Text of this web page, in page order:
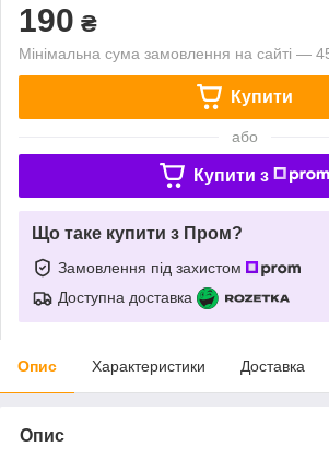
190 ₴
Мінімальна сума замовлення на сайті —
Купити
або
Купити з
Що таке купити з Пром?
Замовлення під захистом
Доступна доставка
Опис Характеристики Доставка
Опис